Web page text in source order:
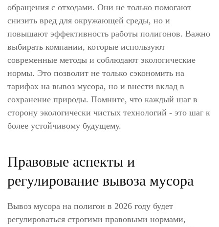
обращения с отходами. Они не только помогают
снизить вред для окружающей среды, но и
повышают эффективность работы полигонов. Важно
выбирать компании, которые используют
современные методы и соблюдают экологические
нормы. Это позволит не только сэкономить на
тарифах на вывоз мусора, но и внести вклад в
сохранение природы. Помните, что каждый шаг в
сторону экологически чистых технологий - это шаг к
более устойчивому будущему.
Правовые аспекты и
регулирование вывоза мусора
Вывоз мусора на полигон в 2026 году будет
регулироваться строгими правовыми нормами,